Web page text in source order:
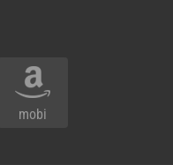
mobi